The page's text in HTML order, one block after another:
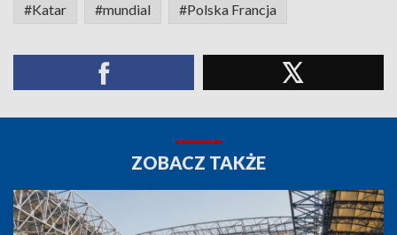
#Katar #mundial #Polska Francja
ZOBACZ TAKŻE